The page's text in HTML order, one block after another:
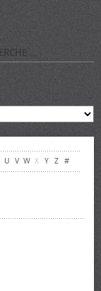
U V W X Y Z #